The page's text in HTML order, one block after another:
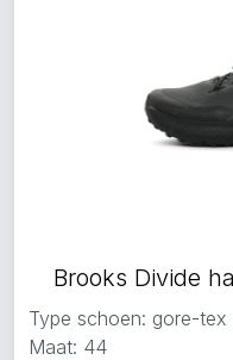
Brooks Divide
Type schoen: gore-tex
Maat: 44